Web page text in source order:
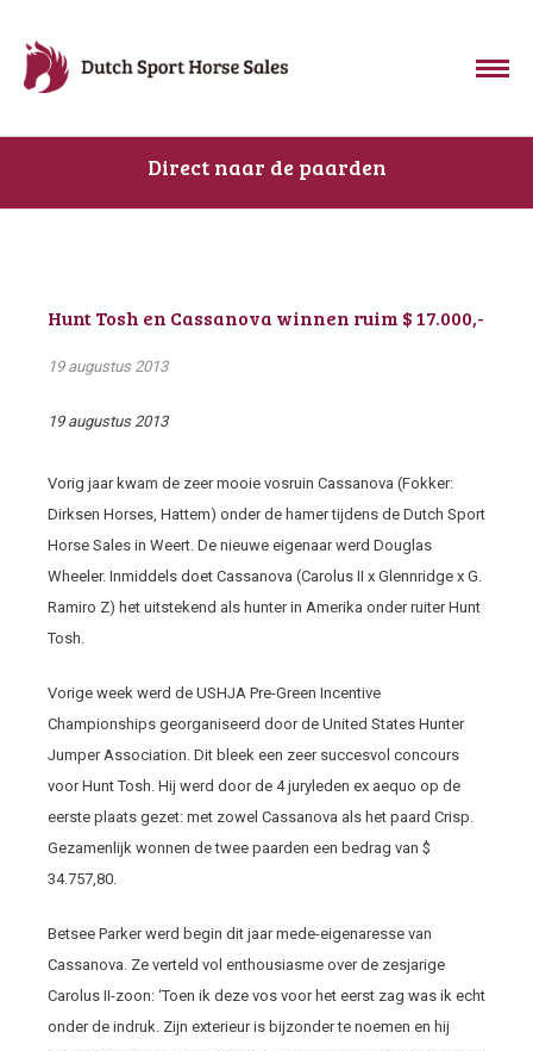
Direct naar de paarden
Hunt Tosh en Cassanova winnen ruim $ 17.000,-
19 augustus 2013
19 augustus 2013
Vorig jaar kwam de zeer mooie vosruin Cassanova (Fokker:
Dirksen Horses, Hattem) onder de hamer tijdens de Dutch Sport
Horse Sales in Weert. De nieuwe eigenaar werd Douglas
Wheeler. Inmiddels doet Cassanova (Carolus II x Glennridge x G.
Ramiro Z) het uitstekend als hunter in Amerika onder ruiter Hunt
Tosh.
Vorige week werd de USHJA Pre-Green Incentive
Championships georganiseerd door de United States Hunter
Jumper Association. Dit bleek een zeer succesvol concours
voor Hunt Tosh. Hij werd door de 4 juryleden ex aequo op de
eerste plaats gezet: met zowel Cassanova als het paard Crisp.
Gezamenlijk wonnen de twee paarden een bedrag van $
34.757,80.
Betsee Parker werd begin dit jaar mede-eigenaresse van
Cassanova. Ze verteld vol enthousiasme over de zesjarige
Carolus II-zoon: ‘Toen ik deze vos voor het eerst zag was ik echt
onder de indruk. Zijn exterieur is bijzonder te noemen en hij